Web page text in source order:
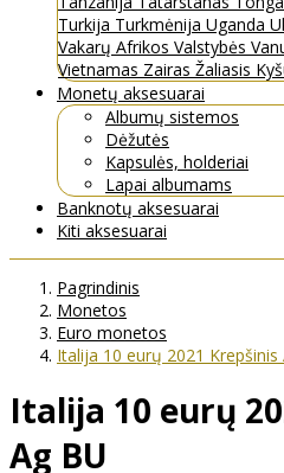
Turkija Turkmėnija Uganda
Vakarų Afrikos Valstybės
Vietnamas Zairas Žaliasis
Monetų aksesuarai
Albumų sistemos
Dėžutės
Kapsulės, holderiai
Lapai albumams
Banknotų aksesuarai
Kiti aksesuarai
Pagrindinis
Monetos
Euro monetos
Italija 10 eurų 2021 Krepšinis
Italija 10 eurų
Ag BU